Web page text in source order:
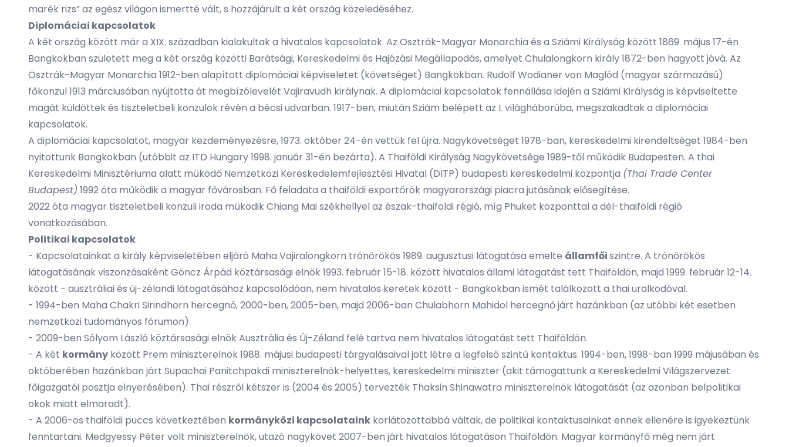
marék rizs” az egész világon ismertté vált, s hozzájárult a két ország közeledéséhez.
Diplomáciai kapcsolatok
A két ország között már a XIX. században kialakultak a hivatalos kapcsolatok. Az Osztrák-Magyar Monarchia és a Sziámi Királyság között 1869. május 17-én
Bangkokban született meg a két ország közötti Barátsági, Kereskedelmi és Hajózási Megállapodás, amelyet Chulalongkorn király 1872-ben hagyott jóvá. Az
Osztrák-Magyar Monarchia 1912-ben alapított diplomáciai képviseletet (követséget) Bangkokban. Rudolf Wodianer von Maglód (magyar származású)
főkonzul 1913 márciusában nyújtotta át megbízólevelét Vajiravudh királynak. A diplomáciai kapcsolatok fennállása idején a Sziámi Királyság is képviseltette
magát küldöttek és tiszteletbeli konzulok révén a bécsi udvarban. 1917-ben, miután Sziám belépett az I. világháborúba, megszakadtak a diplomáciai
kapcsolatok.
A diplomáciai kapcsolatot, magyar kezdeményezésre, 1973. október 24-én vettük fel újra. Nagykövetséget 1978-ban, kereskedelmi kirendeltséget 1984-ben
nyitottunk Bangkokban (utóbbit az ITD Hungary 1998. január 31-én bezárta). A Thaiföldi Királyság Nagykövetsége 1989-től működik Budapesten. A thai
Kereskedelmi Minisztériuma alatt működő Nemzetközi Kereskedelemfejlesztési Hivatal (DITP) budapesti kereskedelmi központja (Thai Trade Center
Budapest) 1992 óta működik a magyar fővárosban. Fő feladata a thaiföldi exportőrök magyarországi piacra jutásának elősegítése.
2022 óta magyar tiszteletbeli konzuli iroda működik Chiang Mai székhellyel az észak-thaiföldi régió, míg Phuket központtal a dél-thaiföldi régió
vonatkozásában.
Politikai kapcsolatok
- Kapcsolatainkat a király képviseletében eljáró Maha Vajiralongkorn trónörökös 1989. augusztusi látogatása emelte államfőiszintre. A trónörökös
látogatásának viszonzásaként Göncz Árpád köztársasági elnök 1993. február 15-18. között hivatalos állami látogatást tett Thaiföldön, majd 1999. február 12-14.
között - ausztráliai és új-zélandi látogatásához kapcsolódóan, nem hivatalos keretek között - Bangkokban ismét találkozott a thai uralkodóval.
- 1994-ben Maha Chakri Sirindhorn hercegnő, 2000-ben, 2005-ben, majd 2006-ban Chulabhorn Mahidol hercegnő járt hazánkban (az utóbbi két esetben
nemzetközi tudományos fórumon).
- 2009-ben Sólyom László köztársasági elnök Ausztrália és Új-Zéland felé tartva nem hivatalos látogatást tett Thaiföldön.
- A két kormány között Prem miniszterelnök 1988. májusi budapesti tárgyalásaival jött létre a legfelső szintű kontaktus. 1994-ben, 1998-ban 1999 májusában és
októberében hazánkban járt Supachai Panitchpakdi miniszterelnök-helyettes, kereskedelmi miniszter (akit támogattunk a Kereskedelmi Világszervezet
főigazgatói posztja elnyerésében). Thai részről kétszer is (2004 és 2005) tervezték Thaksin Shinawatra miniszterelnök látogatását (az azonban belpolitikai
okok miatt elmaradt).
- A 2006-os thaiföldi puccs következtében kormányközi kapcsolataink korlátozottabbá váltak, de politikai kontaktusainkat ennek ellenére is igyekeztünk
fenntartani. Medgyessy Péter volt miniszterelnök, utazó nagykövet 2007-ben járt hivatalos látogatáson Thaiföldön. Magyar kormányfő még nem járt